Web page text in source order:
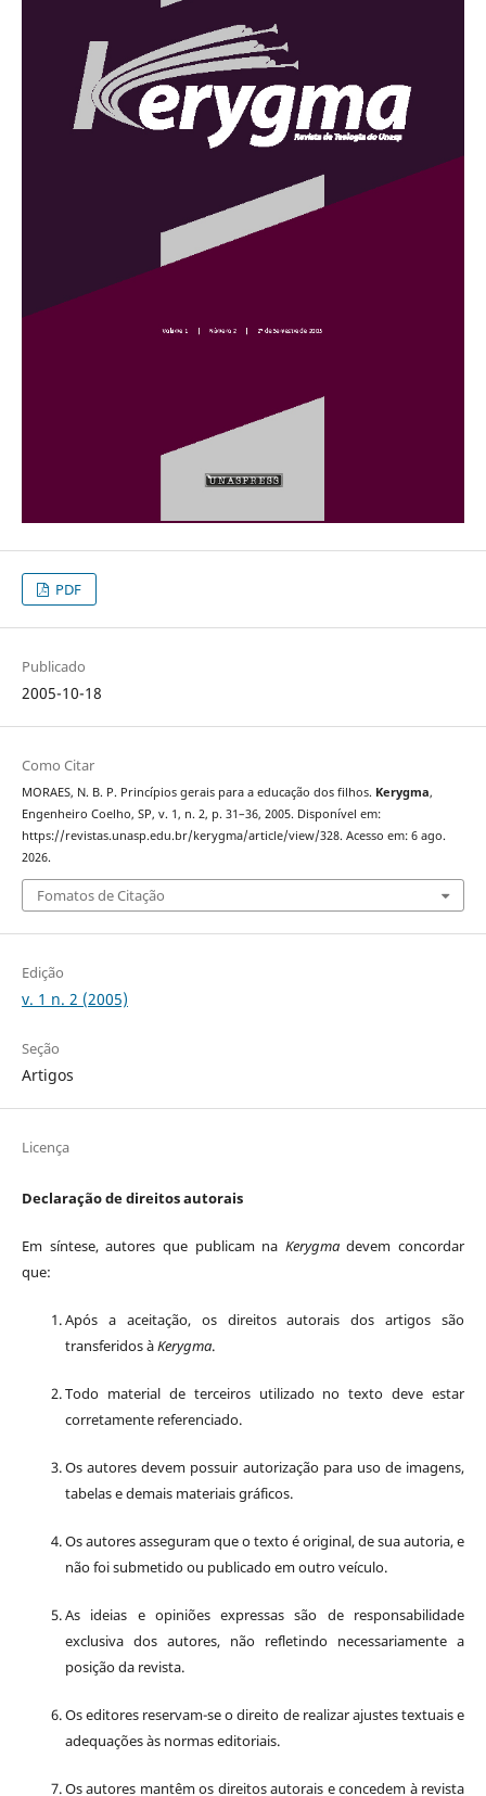
PDF
Publicado
2005-10-18
Como Citar
MORAES, N. B. P. Princípios gerais para a educação dos filhos. Kerygma,
Engenheiro Coelho, SP, v. 1, n. 2, p. 31–36, 2005. Disponível em:
https://revistas.unasp.edu.br/kerygma/article/view/328. Acesso em: 6 ago.
2026.
Fomatos de Citação
Edição
v. 1 n. 2 (2005)
Seção
Artigos
Licença
Declaração de direitos autorais
Em síntese, autores que publicam na Kerygmadevem concordar
que:
Após a aceitação, os direitos autorais dos artigos são
transferidos àKerygma.
Todo material de terceiros utilizado no texto deve estar
corretamente referenciado.
Os autores devem possuir autorização para uso de imagens,
tabelas e demais materiais gráficos.
Os autores asseguram que o texto é original, de sua autoria, e
não foi submetido ou publicado em outro veículo.
As ideias e opiniões expressas são de responsabilidade
exclusiva dos autores, não refletindo necessariamente a
posição da revista.
Os editores reservam-se o direito de realizar ajustes textuais e
adequações às normas editoriais.
Os autores mantêm os direitos autorais e concedem à revista